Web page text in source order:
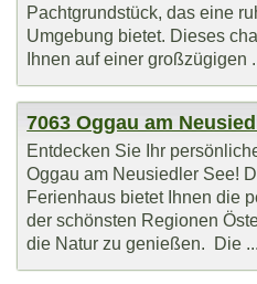
Pachtgrundstück, das eine
Umgebung bietet. Dieses
Ihnen auf einer großzügigen
7063 Oggau am
Entdecken Sie Ihr
Oggau am Neusiedler See!
Ferienhaus bietet Ihnen die
der schönsten Regionen
die Natur zu genießen. Die